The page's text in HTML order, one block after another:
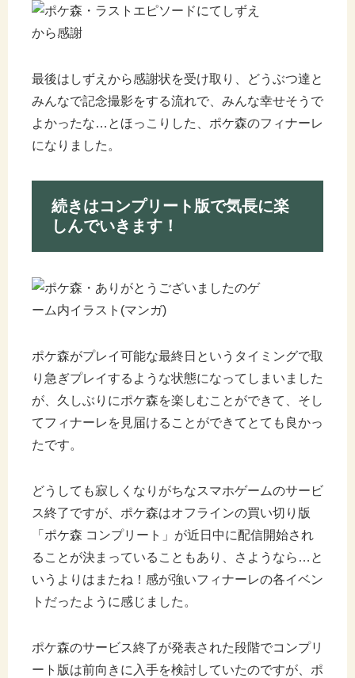
最後はしずえから感謝状を受け取り、どうぶつ達と
みんなで記念撮影をする流れで、みんな幸せそうで
よかったな…とほっこりした、ポケ森のフィナーレ
になりました。
続きはコンプリート版で気長に楽
しんでいきます！
ポケ森がプレイ可能な最終日というタイミングで取
り急ぎプレイするような状態になってしまいました
が、久しぶりにポケ森を楽しむことができて、そし
てフィナーレを見届けることができてとても良かっ
たです。
どうしても寂しくなりがちなスマホゲームのサービ
ス終了ですが、ポケ森はオフラインの買い切り版
「ポケ森 コンプリート」が近日中に配信開始され
ることが決まっていることもあり、さようなら…と
いうよりはまたね！感が強いフィナーレの各イベン
トだったように感じました。
ポケ森のサービス終了が発表された段階でコンプリ
ート版は前向きに入手を検討していたのですが、ポ